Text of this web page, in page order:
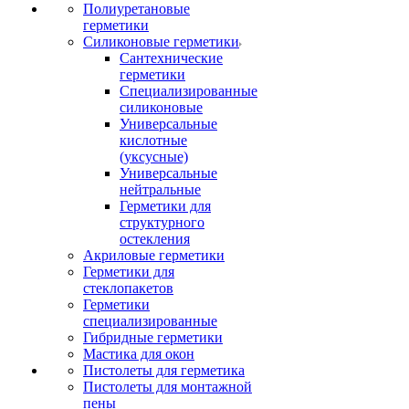
Полиуретановые
герметики
Силиконовые герметики
Сантехнические
герметики
Специализированные
силиконовые
Универсальные
кислотные
(уксусные)
Универсальные
нейтральные
Герметики для
структурного
остекления
Акриловые герметики
Герметики для
стеклопакетов
Герметики
специализированные
Гибридные герметики
Мастика для окон
Пистолеты для герметика
Пистолеты для монтажной
пены